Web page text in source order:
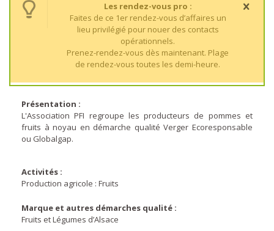
Les rendez-vous pro :
Faites de ce 1er rendez-vous d’affaires un
lieu privilégié pour nouer des contacts
opérationnels.
Prenez-rendez-vous dès maintenant. Plage
de rendez-vous toutes les demi-heure.
Présentation :
L'Association PFI regroupe les producteurs de pommes et
fruits à noyau en démarche qualité Verger Ecoresponsable
ou Globalgap.
Activités :
Production agricole : Fruits
Marque et autres démarches qualité :
Fruits et Légumes d’Alsace